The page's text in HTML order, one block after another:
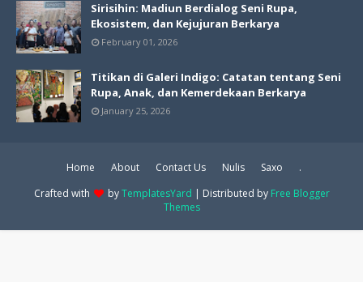
Sirisihin: Madiun Berdialog Seni Rupa,
Ekosistem, dan Kejujuran Berkarya
February 01, 2026
Titikan di Galeri Indigo: Catatan tentang Seni
Rupa, Anak, dan Kemerdekaan Berkarya
January 25, 2026
Home About Contact Us Nulis Saxo
.
Crafted with
byTemplatesYard | Distributed by Free Blogger
Themes